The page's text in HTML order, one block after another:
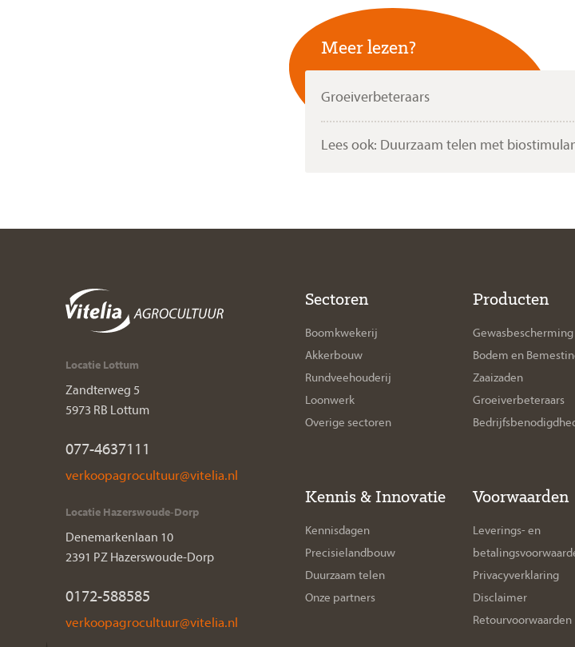
Meer lezen?
Groeiverbeteraars
Lees ook: Duurzaam telen met
Locatie Lottum
Zandterweg 5
5973 RB Lottum
077-4637111
Locatie Hazerswoude-Dorp
Denemarkenlaan 10
2391 PZ Hazerswoude-Dorp
0172-588585
Sectoren
Boomkwekerij
Akkerbouw
Rundveehouderij
Loonwerk
Overige sectoren
Producten
Gewasbescherming
Bodem en
Zaaizaden
Groeiverbeteraars
Kennis & Innovatie
Kennisdagen
Precisielandbouw
Duurzaam telen
Onze partners
Voorwaarden
Leverings- en
Privacyverklaring
Disclaimer
Retourvoorwaarden